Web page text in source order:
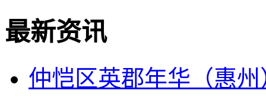
最新资讯
仲恺区英郡年华（惠